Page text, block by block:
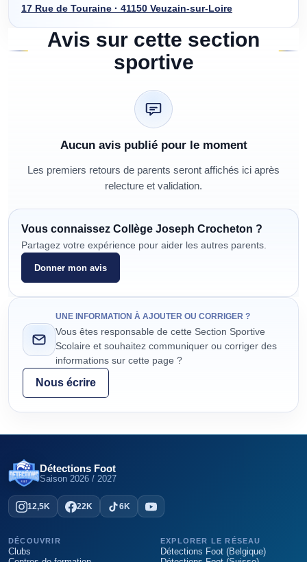
17 Rue de Touraine · 41150 Veuzain-sur-Loire
Avis sur cette section
sportive
Aucun avis publié pour le moment
Les premiers retours de parents seront affichés ici après
relecture et validation.
Vous connaissez Collège Joseph Crocheton ?
Partagez votre expérience pour aider les autres parents.
Donner mon avis
UNE INFORMATION À AJOUTER OU CORRIGER ?
Vous êtes responsable de cette Section Sportive
Scolaire et souhaitez communiquer ou corriger des
informations sur cette page ?
Nous écrire
Détections Foot
Saison 2026 / 2027
12,5K 22K 6K
DÉCOUVRIR
Clubs
EXPLORER LE RÉSEAU
Détections Foot (Belgique)